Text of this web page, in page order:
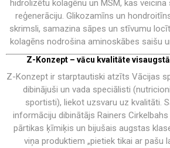
hidrolizētu kolagēnu un MSM, kas
reģenerāciju. Glikozamīns un
skrimsli, samazina sāpes un stīvumu
kolagēns nodrošina aminoskābes saišu
Z-Konzept – vācu kvalitāte
Z-Konzept ir starptautiski atzīts Vācijas
dibinājuši un vada speciālisti
sportisti), liekot uzsvaru uz kvalitāti.
informāciju dibinātājs Rainers
pārtikas ķīmiķis un bijušais augstas
viņa produktiem „pietiek tikai ar pašu